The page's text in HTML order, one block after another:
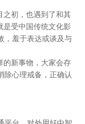
之初，也遇到了和其
是受中国传统文化影
，羞于表达或谈及与
的新事物，大家会存
除心理戒备，正确认